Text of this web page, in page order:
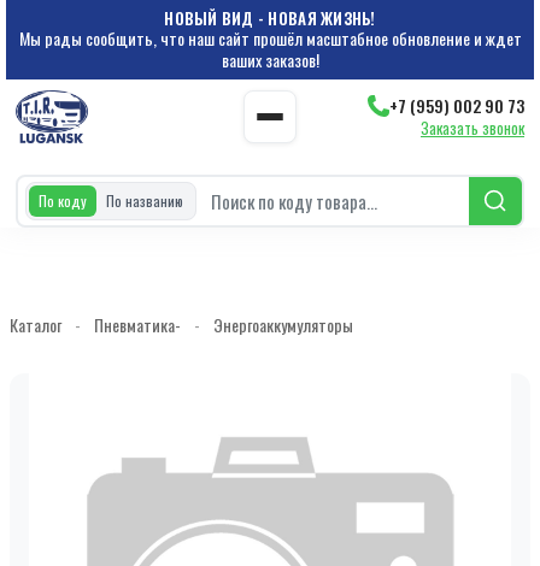
НОВЫЙ ВИД - НОВАЯ ЖИЗНЬ!
Мы рады сообщить, что наш сайт прошёл масштабное обновление и ждет
ваших заказов!
+7 (959) 002 90 73
Заказать звонок
По коду По названию
Каталог - Пневматика- - Энергоаккумуляторы